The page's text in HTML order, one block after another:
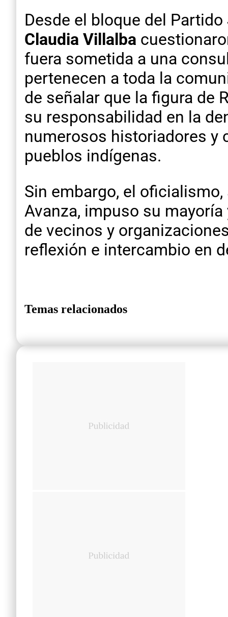
Desde el bloque del
Claudia Villalba
fuera sometida a una
pertenecen a toda la
de señalar que la figura de
su responsabilidad en la
numerosos historiadores y
pueblos indígenas.
Sin embargo, el
Avanza, impuso su
de vecinos y
reflexión e intercambio en
Temas relacionados